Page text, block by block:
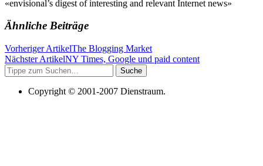
«envisional’s digest of interesting and relevant Internet news»
Ähnliche Beiträge
Vorheriger ArtikelThe Blogging Market
Nächster ArtikelNY Times, Google und paid content
Suche
Copyright © 2001-2007 Dienstraum.